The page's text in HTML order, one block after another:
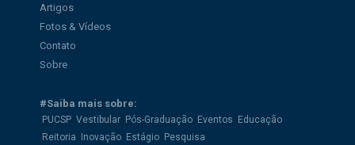
Artigos
Fotos & Vídeos
Contato
Sobre
#Saiba mais sobre:
PUCSP Vestibular Pós-Graduação Eventos
Educação
Reitoria
Inovação Estágio Pesquisa